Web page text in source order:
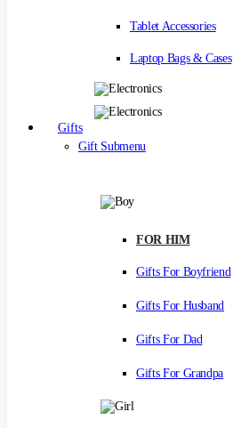
Tablet Accessories
Laptop Bags & Cases
Gifts
Gift Submenu
FOR HIM
Gifts For Boyfriend
Gifts For Husband
Gifts For Dad
Gifts For Grandpa